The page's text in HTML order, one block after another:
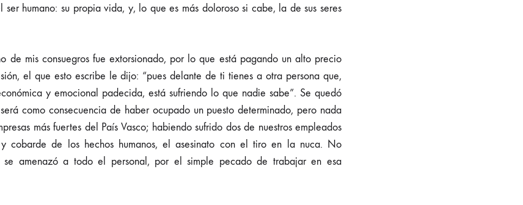
ser humano: su propia vida, y, lo que es más doloroso si cabe, la de sus seres
de mis consuegros fue extorsionado, por lo que está pagando un alto precio
el que esto escribe le dijo: “pues delante de ti tienes a otra persona que,
y emocional padecida, está sufriendo lo que nadie sabe”. Se quedó
como consecuencia de haber ocupado un puesto determinado, pero nada
más fuertes del País Vasco; habiendo sufrido dos de nuestros empleados
cobarde de los hechos humanos, el asesinato con el tiro en la nuca. No
se amenazó a todo el personal, por el simple pecado de trabajar en esa